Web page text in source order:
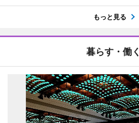
もっと見る
暮らす・働く